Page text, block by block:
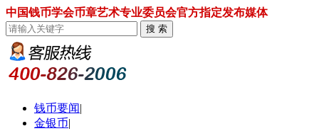
中国钱币学会币章艺术专业委员会官方指定发布媒体
钱币要闻|
金银币|